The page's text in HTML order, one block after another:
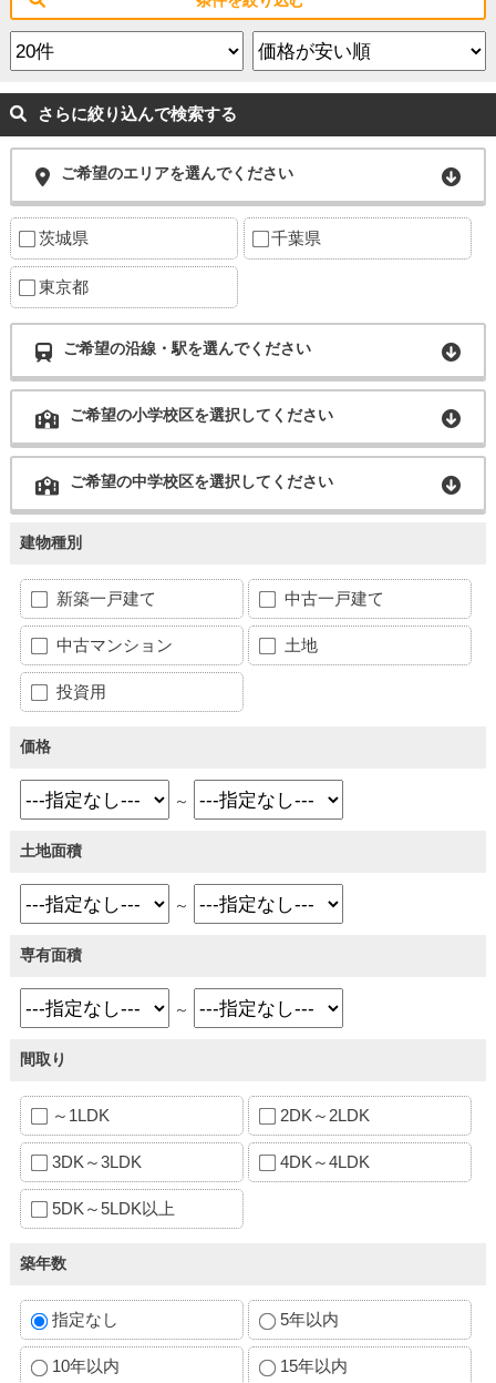
さらに絞り込んで検索する
ご希望のエリアを選んでください
茨城県 千葉県
東京都
ご希望の沿線・駅を選んでください
ご希望の小学校区を選択してください
ご希望の中学校区を選択してください
建物種別
新築一戸建て 中古一戸建て
中古マンション 土地
投資用
価格
～
土地面積
～
専有面積
～
間取り
～1LDK 2DK～2LDK
3DK～3LDK 4DK～4LDK
5DK～5LDK以上
築年数
指定なし 5年以内
10年以内 15年以内